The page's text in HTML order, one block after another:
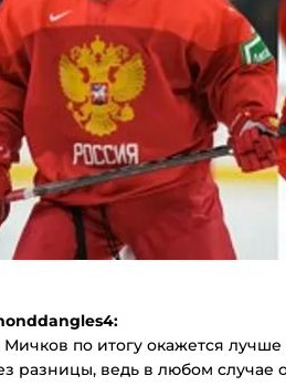
Мичков по итогу окажется
разницы, ведь в любом случае